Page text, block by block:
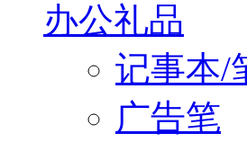
办公礼品
记事本/
广告笔